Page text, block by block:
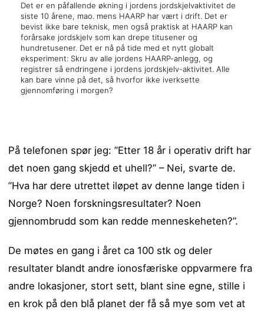
Det er en påfallende økning i jordens jordskjelvaktivitet de
siste 10 årene, mao. mens HAARP har vært i drift. Det er
bevist ikke bare teknisk, men også praktisk at HAARP kan
forårsake jordskjelv som kan drepe titusener og
hundretusener. Det er nå på tide med et nytt globalt
eksperiment: Skru av alle jordens HAARP-anlegg, og
registrer så endringene i jordens jordskjelv-aktivitet. Alle
kan bare vinne på det, så hvorfor ikke iverksette
gjennomføring i morgen?
På telefonen spør jeg: ”Etter 18 år i operativ drift har
det noen gang skjedd et uhell?” – Nei, svarte de.
”Hva har dere utrettet iløpet av denne lange tiden i
Norge? Noen forskningsresultater? Noen
gjennombrudd som kan redde menneskeheten?”.
De møtes en gang i året ca 100 stk og deler
resultater blandt andre ionosfæriske oppvarmere fra
andre lokasjoner, stort sett, blant sine egne, stille i
en krok på den blå planet der få så mye som vet at